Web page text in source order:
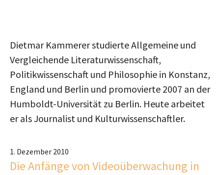
Dietmar Kammerer studierte Allgemeine und
Vergleichende Literaturwissenschaft,
Politikwissenschaft und Philosophie in Konstanz,
England und Berlin und promovierte 2007 an der
Humboldt-Universität zu Berlin. Heute arbeitet
er als Journalist und Kulturwissenschaftler.
1. Dezember 2010
Die Anfänge von Videoüberwachung in